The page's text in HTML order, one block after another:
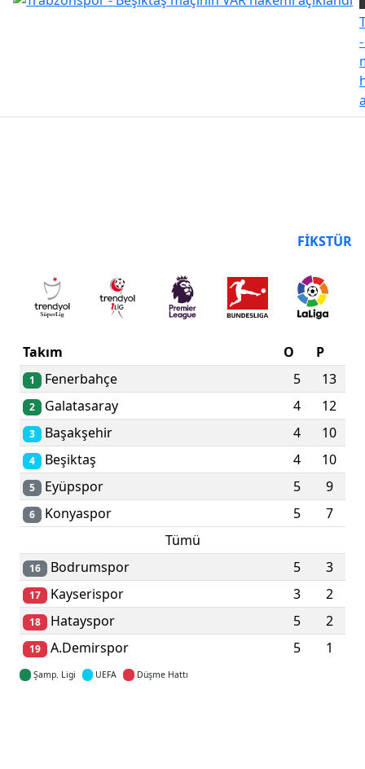
FIKSTÜR
Takım O P
1 Fenerbahçe 5 13
2 Galatasaray 4 12
3 Başakşehir 4 10
4 Beşiktaş 4 10
5 Eyüpspor 5 9
6 Konyaspor 5
7
Tümü
16 Bodrumspor 5 3
17 Kayserispor 3 2
18 Hatayspor 5 2
19 A.Demirspor 5 1
Şamp. Ligi UEFA Düşme Hattı